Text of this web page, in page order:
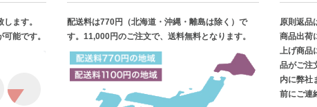
ます。
能です。
配送料は770円（北海道・沖縄・離島は除く）で
す。11,000円のご注文で、送料無料となります。
原則返品
商品出荷
上げ商品
品がご注
内に弊社
前にご連